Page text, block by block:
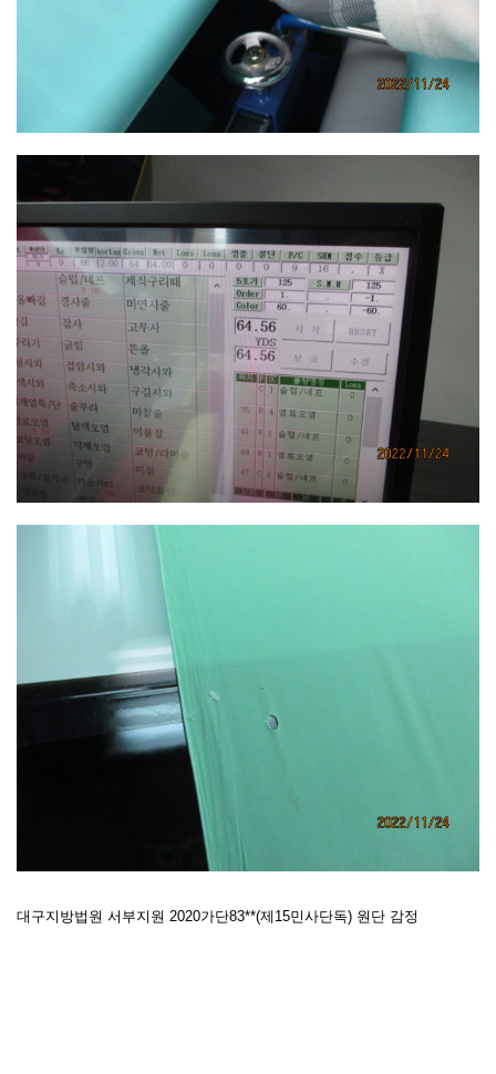
대구지방법원 서부지원 2020가단83**(제15민사단독) 원단 감정